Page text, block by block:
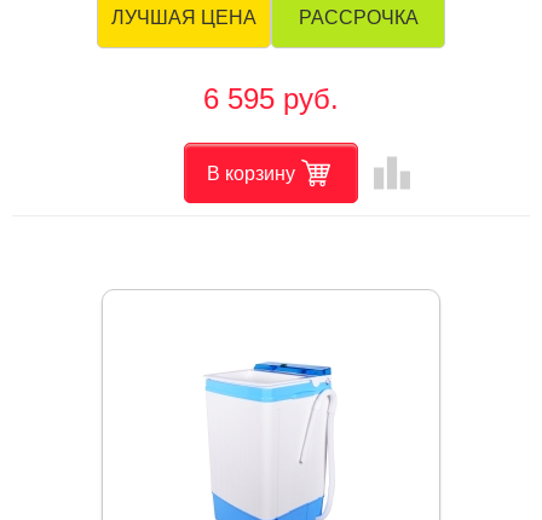
ЛУЧШАЯ ЦЕНА РАССРОЧКА
6 595 руб.
В корзину leaderboard